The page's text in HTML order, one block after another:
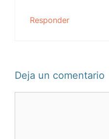
Responder
Deja un comentario